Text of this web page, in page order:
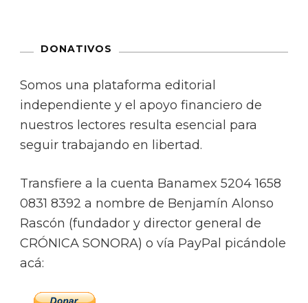
DONATIVOS
Somos una plataforma editorial
independiente y el apoyo financiero de
nuestros lectores resulta esencial para
seguir trabajando en libertad.
Transfiere a la cuenta Banamex 5204 1658
0831 8392 a nombre de Benjamín Alonso
Rascón (fundador y director general de
CRÓNICA SONORA) o vía PayPal picándole
acá: